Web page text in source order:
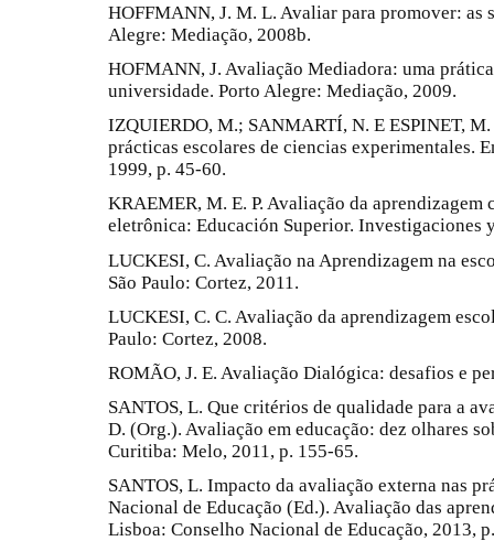
HOFFMANN, J. M. L. Avaliar para promover: as
Alegre: Mediação, 2008b.
HOFMANN, J. Avaliação Mediadora: uma
universidade. Porto Alegre: Mediação, 2009.
IZQUIERDO, M.; SANMARTÍ, N. E ESPINET,
prácticas escolares de ciencias experimentales.
1999, p. 45-60.
KRAEMER, M. E. P. Avaliação da aprendizagem
eletrônica: Educación Superior. Investigaciones
LUCKESI, C. Avaliação na Aprendizagem na
São Paulo: Cortez, 2011.
LUCKESI, C. C. Avaliação da aprendizagem
Paulo: Cortez, 2008.
ROMÃO, J. E. Avaliação Dialógica: desafios e
SANTOS, L. Que critérios de qualidade para a
D. (Org.). Avaliação em educação: dez olhares
Curitiba: Melo, 2011, p. 155-65.
SANTOS, L. Impacto da avaliação externa nas
Nacional de Educação (Ed.). Avaliação das
Lisboa: Conselho Nacional de Educação, 2013,